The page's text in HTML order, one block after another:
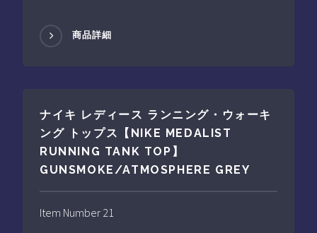
商品詳細
ナイキ レディース ランニング・ウォーキ
ング トップス【NIKE MEDALIST
RUNNING TANK TOP】
GUNSMOKE/ATMOSPHERE GREY
Item Number 21